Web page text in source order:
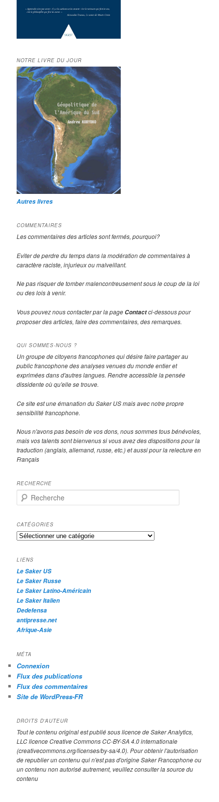
NOTRE LIVRE DU JOUR
Autres livres
COMMENTAIRES
Les commentaires des articles sont fermés, pourquoi?
Eviter de perdre du temps dans la modération de commentaires à
caractère raciste, injurieux ou malveillant.
Ne pas risquer de tomber malencontreusement sous le coup de la loi
ou des lois à venir.
Vous pouvez nous contacter par la page Contactci-dessous pour
proposer des articles, faire des commentaires, des remarques.
QUI SOMMES-NOUS ?
Un groupe de citoyens francophones qui désire faire partager au
public francophone des analyses venues du monde entier et
exprimées dans d'autres langues. Rendre accessible la pensée
dissidente où qu'elle se trouve.
Ce site est une émanation du Saker US mais avec notre propre
sensibilité francophone.
Nous n'avons pas besoin de vos dons, nous sommes tous bénévoles,
mais vos talents sont bienvenus si vous avez des dispositions pour la
traduction (anglais, allemand, russe, etc.) et aussi pour la relecture en
Français
RECHERCHE
e
h
e
r
h
e
CATÉGORIES
Catégories
LIENS
Le Saker US
Le Saker Russe
Le Saker Latino-Américain
Le Saker Italien
Dedefensa
antipresse.net
Afrique-Asie
MÉTA
Connexion
Flux des publications
Flux des commentaires
Site de WordPress-FR
DROITS D’AUTEUR
Tout le contenu original est publié sous licence de Saker Analytics,
LLC licence Creative Commons CC-BY-SA 4.0 internationale
(creativecommons.org/licenses/by-sa/4.0). Pour obtenir l'autorisation
de republier un contenu qui n'est pas d'origine Saker Francophone ou
un contenu non autorisé autrement, veuillez consulter la source du
contenu